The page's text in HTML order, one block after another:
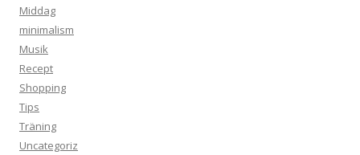
Middag
minimalism
Musik
Recept
Shopping
Tips
Träning
Uncategoriz